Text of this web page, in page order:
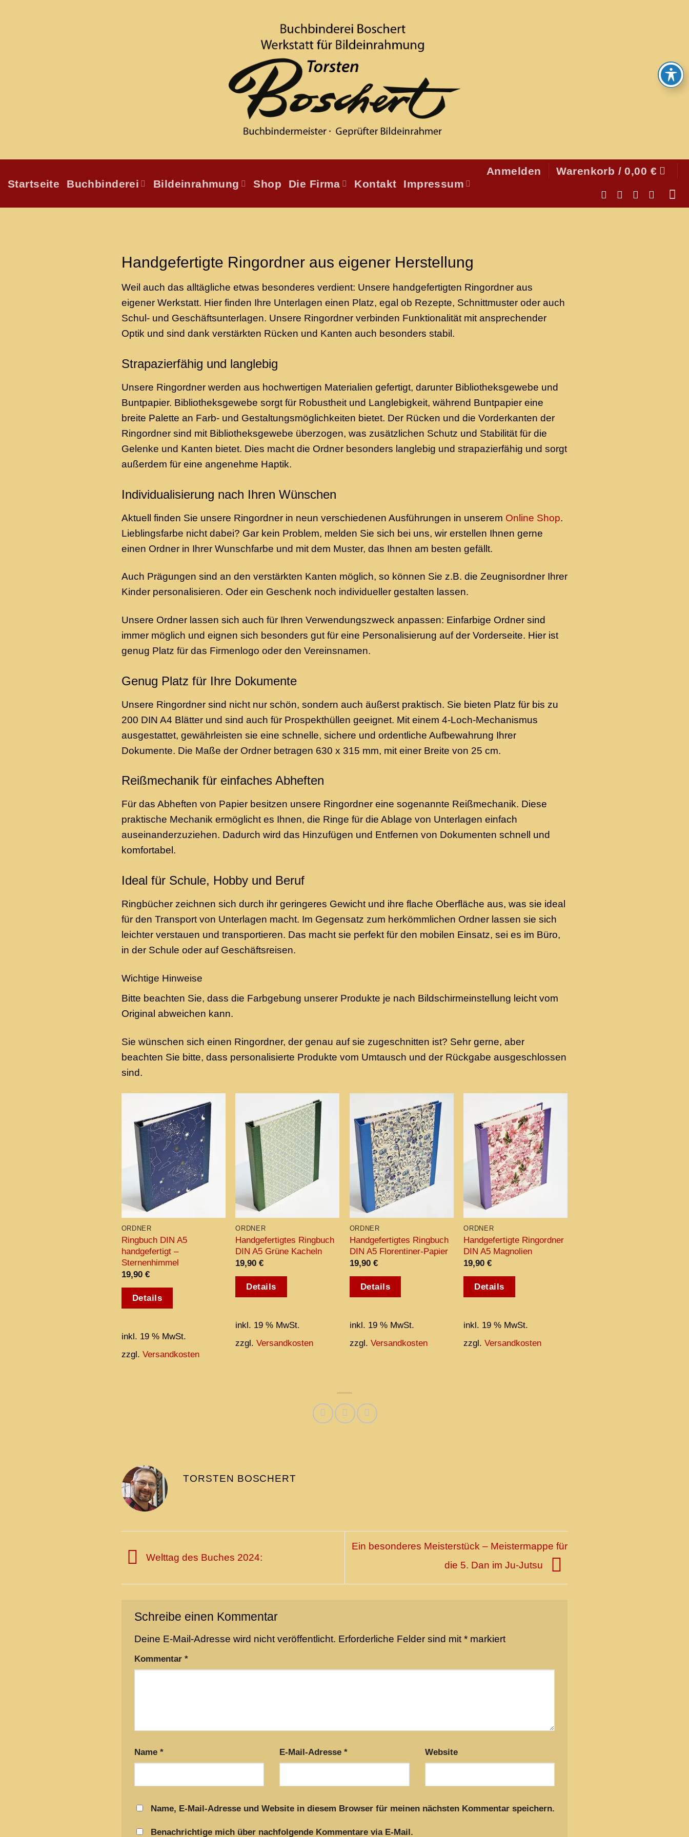
Startseite Buchbinderei Bildeinrahmung Shop Die Firma Kontakt Impressum
Anmelden Warenkorb /0,00 €
Handgefertigte Ringordner aus eigener Herstellung
Weil auch das alltägliche etwas besonderes verdient: Unsere handgefertigten Ringordner aus
eigener Werkstatt. Hier finden Ihre Unterlagen einen Platz, egal ob Rezepte, Schnittmuster oder auch
Schul- und Geschäftsunterlagen. Unsere Ringordner verbinden Funktionalität mit ansprechender
Optik und sind dank verstärkten Rücken und Kanten auch besonders stabil.
Strapazierfähig und langlebig
Unsere Ringordner werden aus hochwertigen Materialien gefertigt, darunter Bibliotheksgewebe und
Buntpapier. Bibliotheksgewebe sorgt für Robustheit und Langlebigkeit, während Buntpapier eine
breite Palette an Farb- und Gestaltungsmöglichkeiten bietet. Der Rücken und die Vorderkanten der
Ringordner sind mit Bibliotheksgewebe überzogen, was zusätzlichen Schutz und Stabilität für die
Gelenke und Kanten bietet. Dies macht die Ordner besonders langlebig und strapazierfähig und sorgt
außerdem für eine angenehme Haptik.
Individualisierung nach Ihren Wünschen
Aktuell finden Sie unsere Ringordner in neun verschiedenen Ausführungen in unserem Online Shop.
Lieblingsfarbe nicht dabei? Gar kein Problem, melden Sie sich bei uns, wir erstellen Ihnen gerne
einen Ordner in Ihrer Wunschfarbe und mit dem Muster, das Ihnen am besten gefällt.
Auch Prägungen sind an den verstärkten Kanten möglich, so können Sie z.B. die Zeugnisordner Ihrer
Kinder personalisieren. Oder ein Geschenk noch individueller gestalten lassen.
Unsere Ordner lassen sich auch für Ihren Verwendungszweck anpassen: Einfarbige Ordner sind
immer möglich und eignen sich besonders gut für eine Personalisierung auf der Vorderseite. Hier ist
genug Platz für das Firmenlogo oder den Vereinsnamen.
Genug Platz für Ihre Dokumente
Unsere Ringordner sind nicht nur schön, sondern auch äußerst praktisch. Sie bieten Platz für bis zu
200 DIN A4 Blätter und sind auch für Prospekthüllen geeignet. Mit einem 4-Loch-Mechanismus
ausgestattet, gewährleisten sie eine schnelle, sichere und ordentliche Aufbewahrung Ihrer
Dokumente. Die Maße der Ordner betragen 630 x 315 mm, mit einer Breite von 25 cm.
Reißmechanik für einfaches Abheften
Für das Abheften von Papier besitzen unsere Ringordner eine sogenannte Reißmechanik. Diese
praktische Mechanik ermöglicht es Ihnen, die Ringe für die Ablage von Unterlagen einfach
auseinanderzuziehen. Dadurch wird das Hinzufügen und Entfernen von Dokumenten schnell und
komfortabel.
Ideal für Schule, Hobby und Beruf
Ringbücher zeichnen sich durch ihr geringeres Gewicht und ihre flache Oberfläche aus, was sie ideal
für den Transport von Unterlagen macht. Im Gegensatz zum herkömmlichen Ordner lassen sie sich
leichter verstauen und transportieren. Das macht sie perfekt für den mobilen Einsatz, sei es im Büro,
in der Schule oder auf Geschäftsreisen.
Wichtige Hinweise
Bitte beachten Sie, dass die Farbgebung unserer Produkte je nach Bildschirmeinstellung leicht vom
Original abweichen kann.
Sie wünschen sich einen Ringordner, der genau auf sie zugeschnitten ist? Sehr gerne, aber
beachten Sie bitte, dass personalisierte Produkte vom Umtausch und der Rückgabe ausgeschlossen
sind.
Add to
wishlist
ORDNER
Ringbuch DIN A5
handgefertigt –
Sternenhimmel
19,90 €
Details
inkl. 19 % MwSt.
zzgl. Versandkosten
Add to
wishlist
ORDNER
Handgefertigtes Ringbuch
DIN A5 Grüne Kacheln
19,90€
Details
inkl. 19 % MwSt.
zzgl.Versandkosten
Add to
wishlist
ORDNER
Handgefertigtes Ringbuch
DIN A5 Florentiner-Papier
19,90 €
Details
inkl. 19 % MwSt.
zzgl. Versandkosten
Add to
wishlist
ORDNER
Handgefertigte Ringordner
DIN A5 Magnolien
19,90€
Details
inkl. 19 % MwSt.
zzgl.Versandkosten
TORSTEN BOSCHERT
Welttag des Buches 2024:
Ein besonderes Meisterstück – Meistermappe für
die 5. Dan im Ju-Jutsu
Schreibe einen Kommentar
Deine E-Mail-Adresse wird nicht veröffentlicht. Erforderliche Felder sind mit* markiert
Kommentar *
Name * E-Mail-Adresse* Website
Name, E-Mail-Adresse und Website in diesem Browser für meinen nächsten Kommentar speichern.
Benachrichtige mich über nachfolgende Kommentare via E-Mail.